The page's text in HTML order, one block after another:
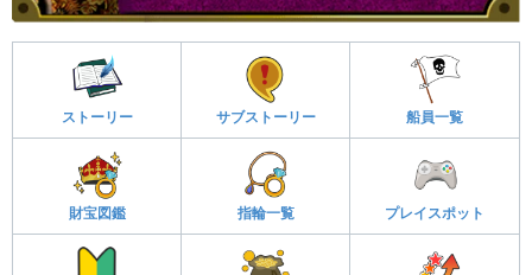
ストーリー サブストーリー 船員一覧
財宝図鑑 指輪一覧 プレイスポット